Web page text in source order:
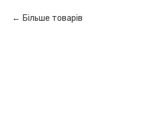
Більше товарів